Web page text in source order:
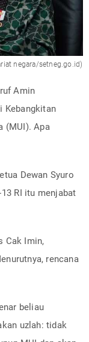
negara/setneg.go.id)
Amin
Kebangkitan
(MUI). Apa
Dewan Syuro
RI itu menjabat
Cak Imin,
rencana
beliau
uzlah: tidak